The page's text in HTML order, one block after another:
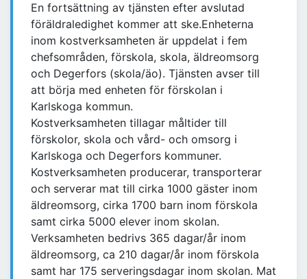
En fortsättning av tjänsten efter avslutad
föräldraledighet kommer att ske.Enheterna
inom kostverksamheten är uppdelat i fem
chefsområden, förskola, skola, äldreomsorg
och Degerfors (skola/äo). Tjänsten avser till
att börja med enheten för förskolan i
Karlskoga kommun.
Kostverksamheten tillagar måltider till
förskolor, skola och vård- och omsorg i
Karlskoga och Degerfors kommuner.
Kostverksamheten producerar, transporterar
och serverar mat till cirka 1000 gäster inom
äldreomsorg, cirka 1700 barn inom förskola
samt cirka 5000 elever inom skolan.
Verksamheten bedrivs 365 dagar/år inom
äldreomsorg, ca 210 dagar/år inom förskola
samt har 175 serveringsdagar inom skolan. Mat